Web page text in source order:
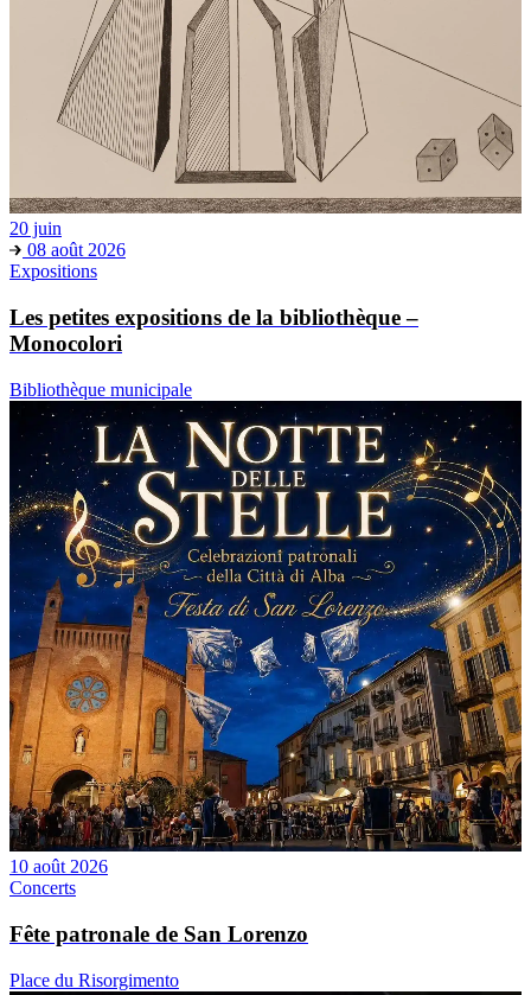
20 juin
08 août 2026
Expositions
Les petites expositions de la bibliothèque –
Monocolori
Bibliothèque municipale
10 août 2026
Concerts
Fête patronale de San Lorenzo
Place du Risorgimento